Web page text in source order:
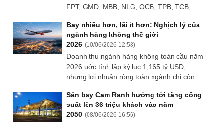
FPT, GMD, MBB, NLG, OCB, TPB, TCB,
VPB, VIB.
Bay nhiều hơn, lãi ít hơn: Nghịch lý của
ngành hàng không thế giới
2026 (10/06/2026 12:58)
Doanh thu ngành hàng không toàn cầu năm
2026 ước tính lập kỷ lục 1,165 tỷ USD;
nhưng lợi nhuận ròng toàn ngành chỉ còn 23
tỷ USD, giảm gần một nửa so với năm trước;
và mỗi ghế máy bay chỉ tạo ra 4.5 USD lợi
nhuận cả năm. Khoảng cách giữa bầu trời
đông đúc và biên lợi nhuận mỏng manh đó
Sân bay Cam Ranh hướng tới tăng công
suất lên 36 triệu khách vào năm
2050 (08/06/2026 16:56)
liệu
tài
chính